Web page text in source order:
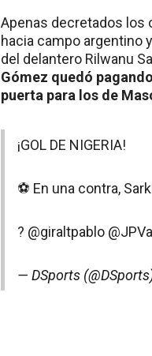
Apenas decretados los
hacia campo argentino
del delantero Rilwanu
Gómez quedó
puerta para los de
¡GOL DE NIGERIA!
⚽ En una contra,
?️ @giraltpablo
— DSports